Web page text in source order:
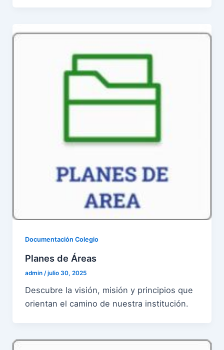
Documentación Colegio
Planes de Áreas
admin /julio 30, 2025
Descubre la visión, misión y principios que
orientan el camino de nuestra institución.